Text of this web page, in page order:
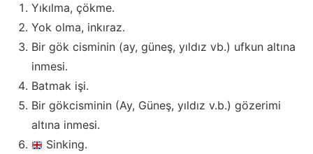
Yıkılma, çökme.
Yok olma, inkıraz.
Bir gök cisminin (ay, güneş, yıldız vb.) ufkun altına
inmesi.
Batmak işi.
Bir gökcisminin (Ay, Güneş, yıldız v.b.) gözerimi
altına inmesi.
Sinking.